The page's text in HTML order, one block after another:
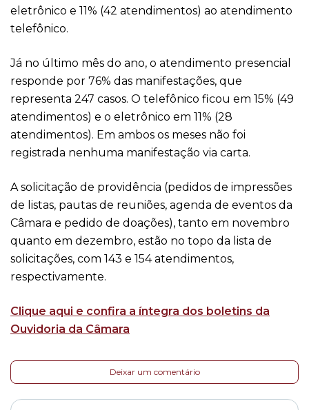
eletrônico e 11% (42 atendimentos) ao atendimento
telefônico.
Já no último mês do ano, o atendimento presencial
responde por 76% das manifestações, que
representa 247 casos. O telefônico ficou em 15% (49
atendimentos) e o eletrônico em 11% (28
atendimentos). Em ambos os meses não foi
registrada nenhuma manifestação via carta.
A solicitação de providência (pedidos de impressões
de listas, pautas de reuniões, agenda de eventos da
Câmara e pedido de doações), tanto em novembro
quanto em dezembro, estão no topo da lista de
solicitações, com 143 e 154 atendimentos,
respectivamente.
Clique aqui e confira a íntegra dos boletins da
Ouvidoria da Câmara
Deixar um comentário